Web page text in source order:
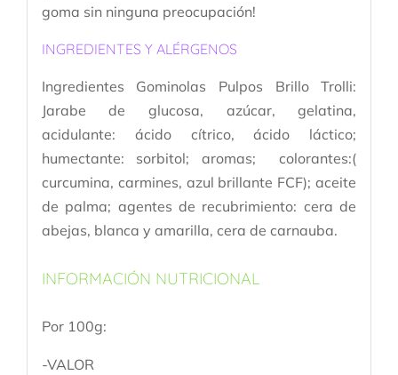
goma sin ninguna preocupación!
INGREDIENTES Y ALÉRGENOS
Ingredientes Gominolas Pulpos Brillo Trolli:
Jarabe de glucosa, azúcar, gelatina,
acidulante: ácido cítrico, ácido láctico;
humectante: sorbitol; aromas; colorantes:(
curcumina, carmines, azul brillante FCF); aceite
de palma; agentes de recubrimiento: cera de
abejas, blanca y amarilla, cera de carnauba.
INFORMACIÓN NUTRICIONAL
Por 100g:
-VALOR